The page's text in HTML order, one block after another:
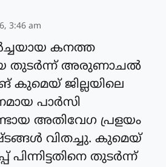
3:46 am
കനത്ത
തുടർന്ന് അരുണാചൽ
കുമെയ് ജില്ലയിലെ
പാർസി
അതിവേഗ പ്രളയം
വിതച്ചു. കുമെയ്
പിന്നിട്ടതിനെ തുടർന്ന്